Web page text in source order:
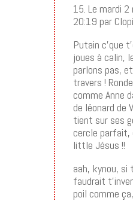
15. Le mardi
20:19 par
Putain c’que
joues à calin,
parlons pas,
travers !
comme Anne
de léonard de
tient sur ses
cercle parfait,
little Jésus !!
aah, kynou, si
faudrait
poil comme